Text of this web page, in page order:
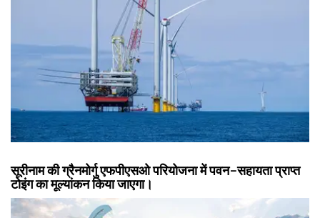
सूरीनाम की ग्रैनमोर्गु एफपीएसओ परियोजना में पवन-सहायता प्राप्त
टोइंग का मूल्यांकन किया जाएगा।